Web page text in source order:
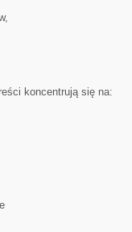
koncentrują się na: